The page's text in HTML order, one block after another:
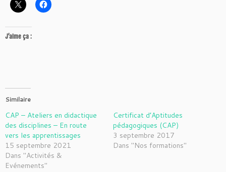
J’aime ça :
Similaire
CAP – Ateliers en didactique
des disciplines – En route
vers les apprentissages
15 septembre 2021
Dans "Activités &
Evénements"
Certificat d’Aptitudes
pédagogiques (CAP)
3 septembre 2017
Dans "Nos formations"